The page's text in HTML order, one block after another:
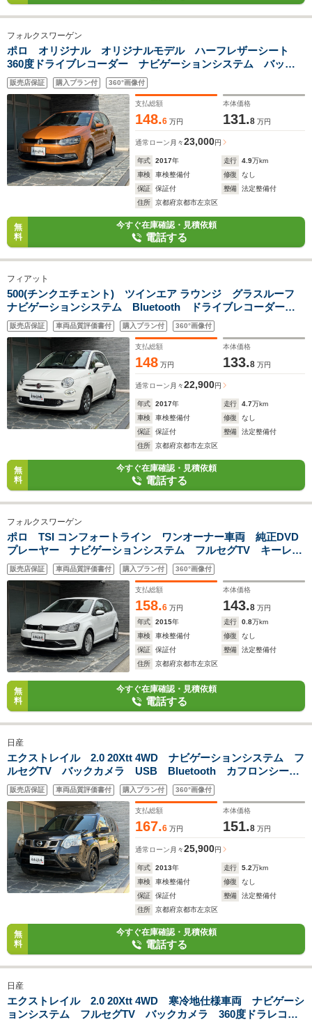
フォルクスワーゲン
ポロ オリジナル オリジナルモデル ハーフレザーシート
360度ドライブレコーダー ナビゲーションシステム バック
カメラ ETC キーレス2個 オートエアコン 純正アルミホイ
ル ブルーモーション
販売店保証 購入プラン付 360°画像付
支払総額
148.6 万円
本体価格
131.8 万円
通常ローン 月々23,000円
年式 2017年 走行 4.9万km
車検
車検整備付 修復
なし
保証
保証付 整備
法定整備付
住所
京都府京都市左京区
無
料
今すぐ在庫確認・見積依頼
電話する
フィアット
500(チンクエチェント) ツインエア ラウンジ グラスルーフ
ナビゲーションシステム Bluetooth ドライブレコーダー前
後 フルセグTV バックカメラ ETC HIDライト ディライ
トABS 純正アルミホイル 室内LEDライト エアバックシス
テム
販売店保証 車両品質評価書付 購入プラン付 360°画像付
支払総額
148 万円
本体価格
133.8 万円
通常ローン 月々22,900円
年式 2017年 走行 4.7万km
車検
車検整備付 修復
なし
保証
保証付 整備
法定整備付
住所
京都府京都市左京区
無
料
今すぐ在庫確認・見積依頼
電話する
フォルクスワーゲン
ポロ TSI コンフォートライン ワンオーナー車両 純正DVD
プレーヤー ナビゲーションシステム フルセグTV キーレス
2個 USBポート AUXジャック ETC ブルートゥース ア
イドリングストップ
販売店保証 車両品質評価書付 購入プラン付 360°画像付
支払総額
158.6 万円
本体価格
143.8 万円
年式
2015年 走行 0.8万km
車検
車検整備付 修復
なし
保証
保証付 整備
法定整備付
住所
京都府京都市左京区
無
料
今すぐ在庫確認・見積依頼
電話する
日産
エクストレイル 2.0 20Xtt 4WD ナビゲーションシステム フ
ルセグTV バックカメラ USB Bluetooth カフロンシー
ト フルフラットシート 4WDオートモード キーレススマー
トキー合鍵 アルミ ルーフレール フォグライト
販売店保証 車両品質評価書付 購入プラン付 360°画像付
支払総額
167.6 万円
本体価格
151.8 万円
通常ローン 月々25,900円
年式 2013年 走行 5.2万km
車検
車検整備付 修復
なし
保証
保証付 整備
法定整備付
住所
京都府京都市左京区
無
料
今すぐ在庫確認・見積依頼
電話する
日産
エクストレイル 2.0 20Xtt 4WD 寒冷地仕様車両 ナビゲーシ
ョンシステム フルセグTV バックカメラ 360度ドラレコ